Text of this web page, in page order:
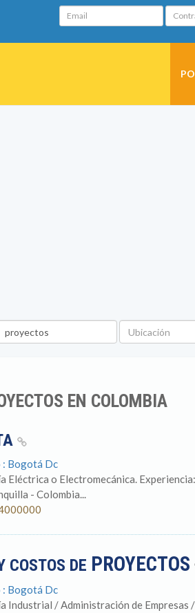
Email
clave
Ubicación
EN COLOMBIA
: Bogotá Dc
o Electromecánica.
- Colombia...
COSTOS DE PROYECTOS
: Bogotá Dc
Industrial / Administración de